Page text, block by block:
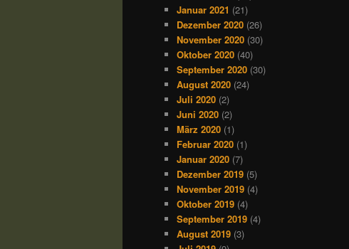
Januar 2021 (21)
Dezember 2020 (26)
November 2020 (30)
Oktober 2020 (40)
September 2020 (30)
August 2020 (24)
Juli 2020 (2)
Juni 2020 (2)
März 2020 (1)
Februar 2020 (1)
Januar 2020 (7)
Dezember 2019 (5)
November 2019 (4)
Oktober 2019 (4)
September 2019 (4)
August 2019 (3)